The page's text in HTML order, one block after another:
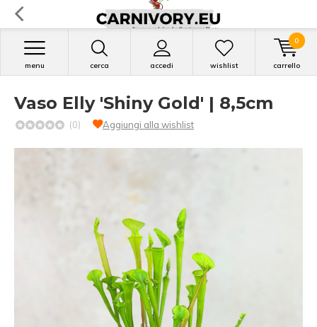
cerca accedi
menu wishlist carrello
0
Vaso Elly 'Shiny Gold' | 8,5cm
(0) Aggiungi alla wishlist